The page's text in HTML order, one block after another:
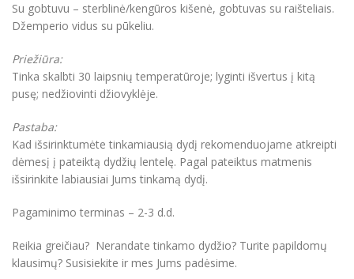
Su gobtuvu – sterblinė/kengūros kišenė, gobtuvas su raišteliais.
Džemperio vidus su pūkeliu.
Priežiūra:
Tinka skalbti 30 laipsnių temperatūroje; lyginti išvertus į kitą
pusę; nedžiovinti džiovyklėje.
Pastaba:
Kad išsirinktumėte tinkamiausią dydį rekomenduojame atkreipti
dėmesį į pateiktą dydžių lentelę. Pagal pateiktus matmenis
išsirinkite labiausiai Jums tinkamą dydį.
Pagaminimo terminas – 2-3 d.d.
Reikia greičiau? Nerandate tinkamo dydžio? Turite papildomų
klausimų? Susisiekite ir mes Jums padėsime.